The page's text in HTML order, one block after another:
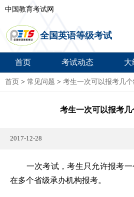
中国教育考试网
全国英语等级考试
首页 考试动态 大
首页 > 常见问题 > 考生一次可以报考几个
考生一次可以报考几
2017-12-28
一次考试，考生只允许报考一
在多个省级承办机构报考。